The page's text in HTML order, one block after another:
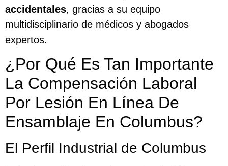
accidentales, gracias a su equipo
multidisciplinario de médicos y abogados
expertos.
¿Por Qué Es Tan Importante
La Compensación Laboral
Por Lesión En Línea De
Ensamblaje En Columbus?
El Perfil Industrial de Columbus